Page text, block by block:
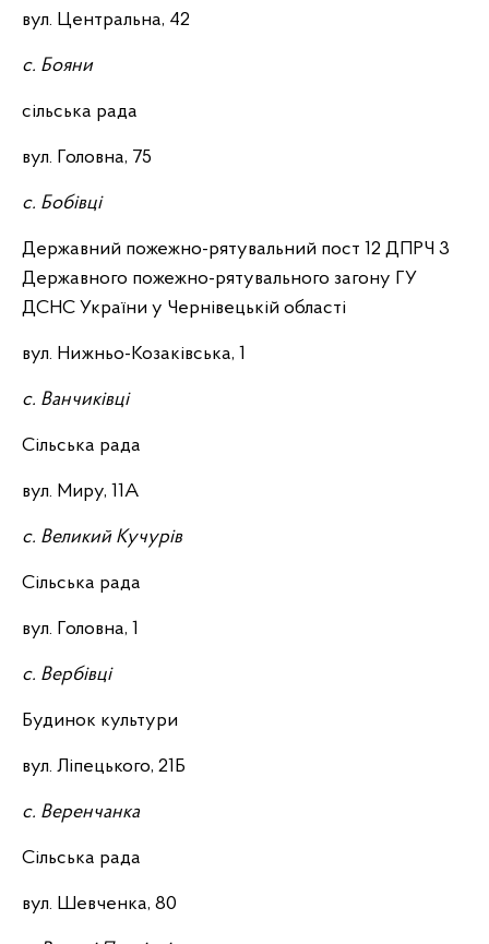
вул. Центральна, 42
с. Бояни
сільська рада
вул. Головна, 75
с. Бобівці
Державний пожежно-рятувальний пост 12 ДПРЧ 3
Державного пожежно-рятувального загону ГУ
ДСНС України у Чернівецькій області
вул. Нижньо-Козаківська, 1
с. Ванчиківці
Сільська рада
вул. Миру, 11А
с. Великий Кучурів
Сільська рада
вул. Головна, 1
с. Вербівці
Будинок культури
вул. Ліпецького, 21Б
с. Веренчанка
Сільська рада
вул. Шевченка, 80